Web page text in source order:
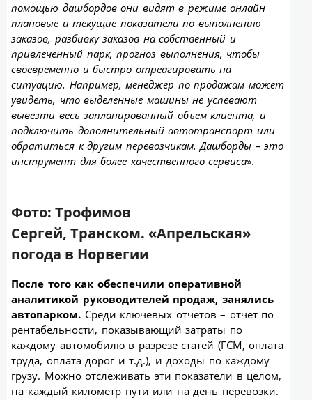
помощью дашбордов они видят в режиме онлайн
плановые и текущие показатели по выполнению
заказов, разбивку заказов на собственный и
привлеченный парк, прогноз выполнения, чтобы
своевременно и быстро отреагировать на
ситуацию. Например, менеджер по продажам может
увидеть, что выделенные машины не успевают
вывезти весь запланированный объем клиента, и
подключить дополнительный автотранспорт или
обратиться к другим перевозчикам. Дашборды – это
инструмент для более качественного сервиса».
Фото: Трофимов
Сергей, Транском. «Апрельская»
погода в Норвегии
После того как обеспечили оперативной
аналитикой руководителей продаж, занялись
автопарком. Среди ключевых отчетов – отчет по
рентабельности, показывающий затраты по
каждому автомобилю в разрезе статей (ГСМ, оплата
труда, оплата дорог и т.д.), и доходы по каждому
грузу. Можно отслеживать эти показатели в целом,
на каждый километр пути или на день перевозки.